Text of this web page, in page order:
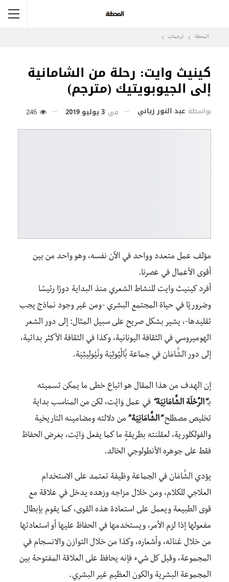
المحطة ترجمات
كينيث وايت: رحلة من الشامانية
إلى الجيوبويتيك (مترجم)
بواسطة عبد النور زياني في 3 يوليو 2019
مؤلف عمل متعدد وواحد في الآن نفسه، وهو واحد من بين
أقوى الأعمال في عصرنا.
أفرد كينيث وايت للنشاط الشعري منذ البداية دورًا رئيسًا
وضروريًا في حياة المجتمع البشري -ومن غير وجود نماذج يجب
تقليدها-، يشير بشكل صريح على سبيل المثال: إلى دور الشعر
الهوميروسي في الثقافة اليونانية، وكذا في الثقافة الأكثر بدائية،
إلى دور الشَّامَان في جماعة بَّالْيُوثِيَة ونْيُولِيثِيَة.
إن الهدف من هذا المقال هو اتباع خطى ما يمكن تسميته
بـ“الرِّحْلَة الشَّامَانِيَة“ في عمل وَايْت، لكن من المناسب بداية
تخليص مصطلح“الشَّامَانِيَة” من دلالته ومضامينه التاريخية
والفولكلورية، لعقلنته بطريقةٍ ما كما يفعل وَايْت، بغرض الحفاظ
فقط على جوهره الأنطولوجي الخالد.
يؤدي الشَّامَان في الجماعة وظيفة تعتمد على الاستخدام
العلاجي للكلام، ومن خلال مزاجه وزهده يدخل في علاقة مع
قوى الطبيعة ويعمل على استعادة هذه القوى، كما يقوم بإبطال
مفعولها إذا لزم الأمر، ويستخدمها في الحفاظ عليها أو استعادتها
من خلال غنائه، وأشعاره، وكذا من خلال التوازن والانسجام في
المجموعة، وقبل كل شيء فإنه يحافظ على العلاقة المفتوحة بين
المجموعة البشرية والكون العظيم غير البشري.